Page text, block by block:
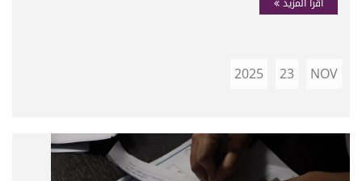
NOV
23
2025